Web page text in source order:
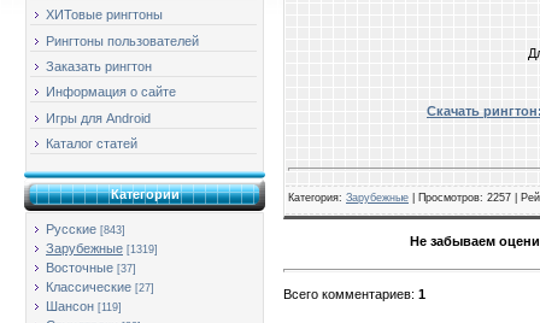
ХИТовые рингтоны
Рингтоны пользователей
Заказать рингтон
Информация о сайте
Игры для Android
Каталог статей
Категории
Русские [843]
Зарубежные [1319]
Восточные [37]
Классические [27]
Шансон [119]
Скачать
Категория: Зарубежные Просмотров: 2257 |
Не забываем
Всего комментариев: 1